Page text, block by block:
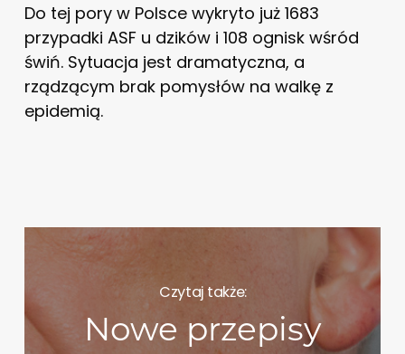
Do tej pory w Polsce wykryto już 1683
przypadki ASF u dzików i 108 ognisk wśród
świń. Sytuacja jest dramatyczna, a
rządzącym brak pomysłów na walkę z
epidemią.
Czytaj także:
Nowe przepisy